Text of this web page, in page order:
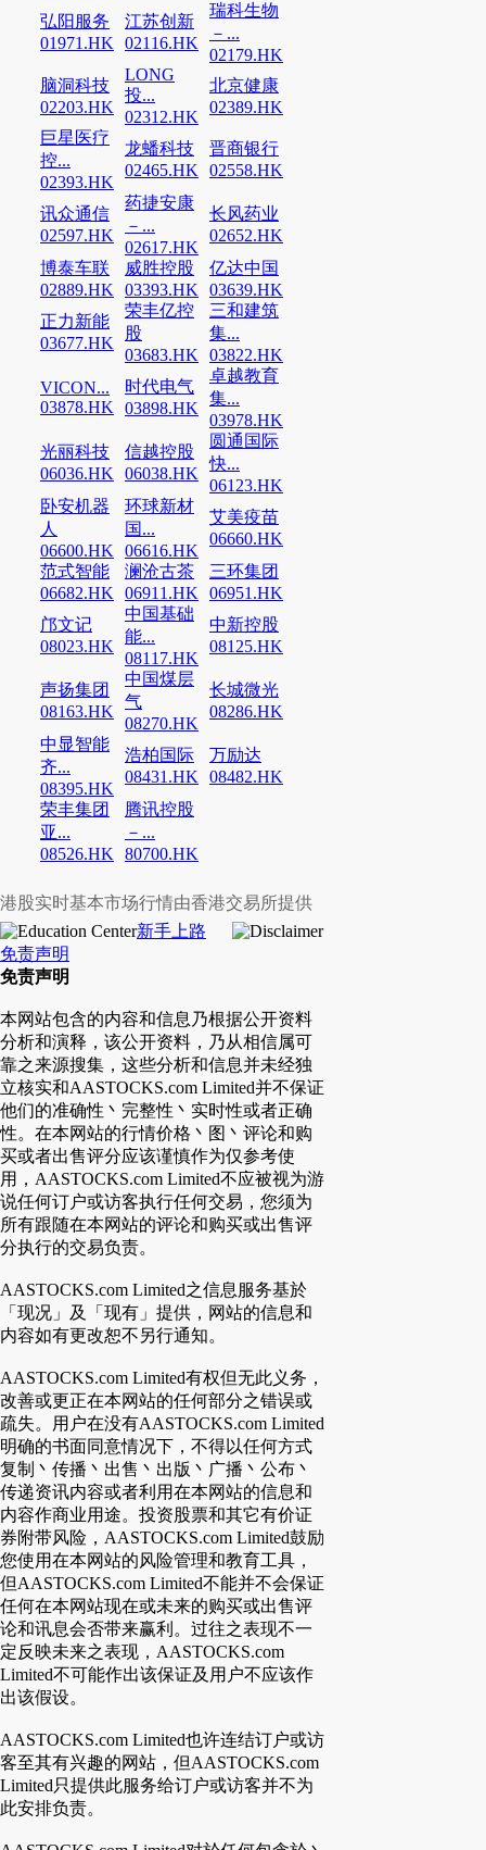
弘阳服务
01971.HK
江苏创新
02116.HK
瑞科生物
－...
02179.HK
脑洞科技
02203.HK
LONG
投...
02312.HK
北京健康
02389.HK
巨星医疗
控...
02393.HK
龙蟠科技
02465.HK
晋商银行
02558.HK
讯众通信
02597.HK
药捷安康
－...
02617.HK
长风药业
02652.HK
博泰车联
02889.HK
威胜控股
03393.HK
亿达中国
03639.HK
正力新能
03677.HK
荣丰亿控
股
03683.HK
三和建筑
集...
03822.HK
VICON...
03878.HK
时代电气
03898.HK
卓越教育
集...
03978.HK
光丽科技
06036.HK
信越控股
06038.HK
圆通国际
快...
06123.HK
卧安机器
人
06600.HK
环球新材
国...
06616.HK
艾美疫苗
06660.HK
范式智能
06682.HK
澜沧古茶
06911.HK
三环集团
06951.HK
邝文记
08023.HK
中国基础
能...
08117.HK
中新控股
08125.HK
声扬集团
08163.HK
中国煤层
气
08270.HK
长城微光
08286.HK
中显智能
齐...
08395.HK
浩柏国际
08431.HK
万励达
08482.HK
荣丰集团
亚...
08526.HK
腾讯控股
－...
80700.HK
港股实时基本市场行情由香港交易所提供
新手上路
免责声明
免责声明
本网站包含的内容和信息乃根据公开资料
分析和演释，该公开资料，乃从相信属可
靠之来源搜集，这些分析和信息并未经独
立核实和AASTOCKS.com Limited并不保证
他们的准确性丶完整性丶实时性或者正确
性。在本网站的行情价格丶图丶评论和购
买或者出售评分应该谨慎作为仅参考使
用，AASTOCKS.com Limited不应被视为游
说任何订户或访客执行任何交易，您须为
所有跟随在本网站的评论和购买或出售评
分执行的交易负责。
AASTOCKS.com Limited之信息服务基於
「现况」及「现有」提供，网站的信息和
内容如有更改恕不另行通知。
AASTOCKS.com Limited有权但无此义务，
改善或更正在本网站的任何部分之错误或
疏失。用户在没有AASTOCKS.com Limited
明确的书面同意情况下，不得以任何方式
复制丶传播丶出售丶出版丶广播丶公布丶
传递资讯内容或者利用在本网站的信息和
内容作商业用途。投资股票和其它有价证
券附带风险，AASTOCKS.com Limited鼓励
您使用在本网站的风险管理和教育工具，
但AASTOCKS.com Limited不能并不会保证
任何在本网站现在或未来的购买或出售评
论和讯息会否带来赢利。过往之表现不一
定反映未来之表现，AASTOCKS.com
Limited不可能作出该保证及用户不应该作
出该假设。
AASTOCKS.com Limited也许连结订户或访
客至其有兴趣的网站，但AASTOCKS.com
Limited只提供此服务给订户或访客并不为
此安排负责。